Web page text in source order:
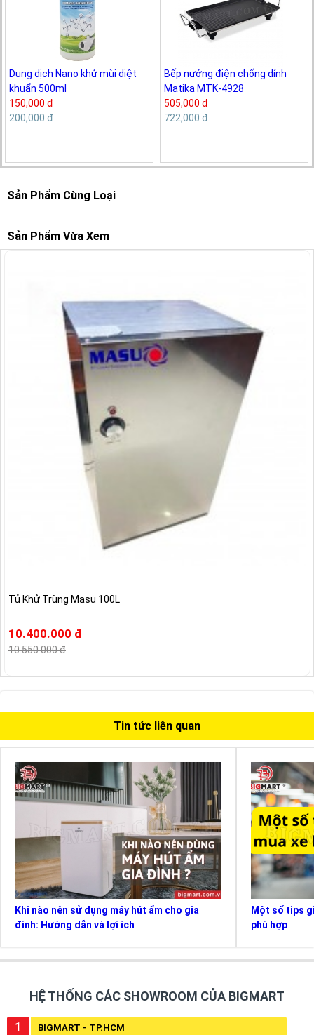
Dung dịch Nano khử mùi diệt
khuẩn 500ml
150,000 đ
200,000 đ
Bếp nướng điện chống dính
Matika MTK-4928
505,000 đ
722,000 đ
Sản Phẩm Cùng Loại
Sản Phẩm Vừa Xem
Tủ Khử Trùng Masu 100L
10.400.000 đ
10.550.000 đ
Tin tức liên quan
Khi nào nên sử dụng máy hút ẩm cho gia
đình: Hướng dẫn và lợi ích
Một số tips
phù hợp
HỆ THỐNG CÁC SHOWROOM CỦA BIGMART
1 BIGMART - TP.HCM